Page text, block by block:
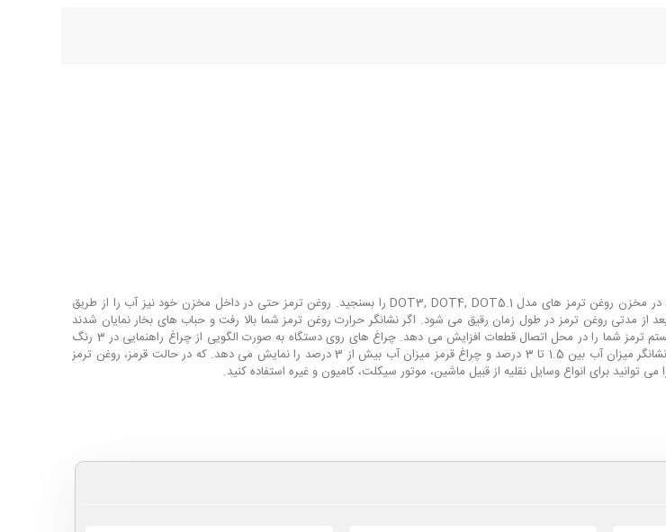
شما به کمک دستگاه تست روغن ترمز می توانید به راحتی و بدون نیاز به تخصص غلظت آب موجود در مخزن روغن ترمز های مدل DOT3, DOT4, DOT5.1 را بسنجید. روغن ترمز حتی در داخل مخزن خود نیز آب را از طریق
از مدتی روغن ترمز در طول زمان رقیق می شود. اگر نشانگر حرارت روغن ترمز شما بالا رفت و حباب های بخار نمایان شدند
عملاً ترمز شما کار نمی کند علاوه بر این بالا بودن درصد آب مخزن روغن ترمز ریسک خوردگی کل سیستم ترمز شما را در محل اتصال قطعات افزایش می دهد. چراغ های روی دستگاه به صورت الگویی از چراغ راهنمایی در 3 رنگ
نمایش داده شده اند، بیانگر این هستند؛ چراغ سبز نشانگر میزان آب بین 0 تا 1.5 درصد و چراغ زرد نشانگر میزان آب بین 1.5 تا 3 درصد و چراغ قرمز میزان آب بیش از 3 درصد را نمایش می دهد. که در حالت قرمز، روغن ترمز
برای انواع وسایل نقلیه از قبیل ماشین، موتور سیکلت، کامیون و غیره استفاده کنید.